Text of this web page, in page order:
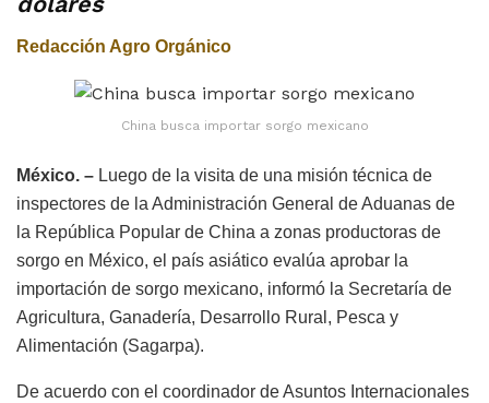
Redacción Agro Orgánico
China busca importar sorgo mexicano
México. – Luego de la visita de una misión técnica de
inspectores de la Administración General de Aduanas de
la República Popular de China a zonas productoras de
sorgo en México, el país asiático evalúa aprobar la
importación de sorgo mexicano, informó la Secretaría de
Agricultura, Ganadería, Desarrollo Rural, Pesca y
Alimentación (Sagarpa).
De acuerdo con el coordinador de Asuntos Internacionales